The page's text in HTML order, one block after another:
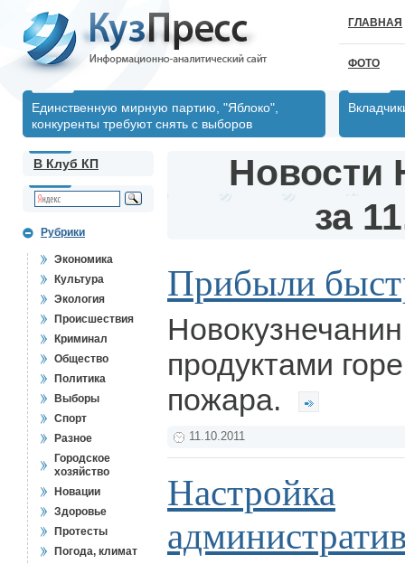
ГЛАВНАЯ
ФОТО
Единственную мирную партию, "Яблоко",
конкуренты требуют снять с выборов
В Клуб КП
Рубрики
Экономика
Культура
Экология
Происшествия
Криминал
Общество
Политика
Выборы
Спорт
Разное
Городское
хозяйство
Новации
Здоровье
Протесты
Погода, климат
Новости
за
Прибыли
продуктами
пожара.
11.10.2011
Настройка